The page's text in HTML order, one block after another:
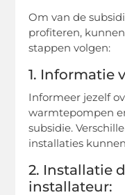
Om van de
profiteren,
stappen volgen:
1. Informatie
Informeer jezelf
warmtepompen
subsidie.
installaties
2. Installatie
installateur: